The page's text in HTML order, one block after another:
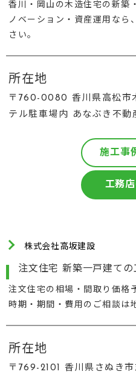
香川・岡山の木造住宅の新築
ノベーション・資産運用なら
さい。
所在地
〒760-0080 香川県高松市
テル駐車場内 あなぶき不動
施工事
工務
株式会社高坂建設
注文住宅 新築一戸建ての
注文住宅の相場・間取り価格
時期・期間・費用のご相談は
所在地
〒769-2101 香川県さぬき